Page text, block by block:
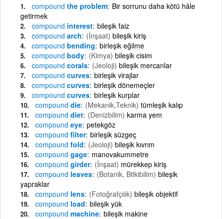
compound the problem Bir sorrunu daha kötü hâle
getirmek
compound interest bileşik faiz
compound arch (İnşaat) bileşik kiriş
compound bending birleşik eğilme
compound body (Kimya) bileşik cisim
compound corals (Jeoloji) bileşik mercanlar
compound curves birleşik virajlar
compound curves birleşik dönemeçler
compound curves birleşik kurplar
compound die (Mekanik,Teknik) tümleşik kalıp
compound diet (Denizbilim) karma yem
compound eye petekgöz
compound filter birleşik süzgeç
compound fold (Jeoloji) bileşik kıvrım
compound gage manovakummetre
compound girder (İnşaat) mürekkep kiriş
compound leaves (Botanik, Bitkibilim) bileşik
yapraklar
compound lens (Fotoğrafçılık) bileşik objektif
compound load bileşik yük
compound machine bileşik makine